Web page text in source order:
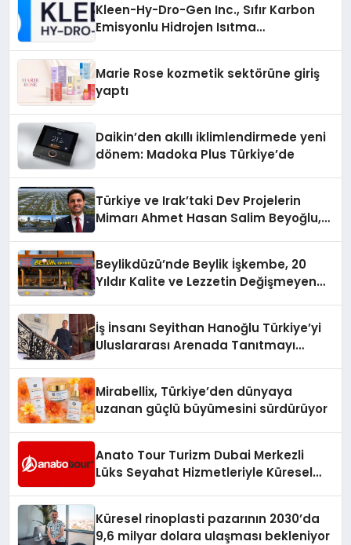
Kleen-Hy-Dro-Gen Inc., Sıfır Karbon
Emisyonlu Hidrojen Isıtma
Marie Rose kozmetik sektörüne giriş
yaptı
Daikin’den akıllı iklimlendirmede yeni
dönem: Madoka Plus Türkiye’de
Türkiye ve Irak’taki Dev Projelerin
Mimarı Ahmet Hasan Salim Beyoğlu,
Hayata Geçirecek
Beylikdüzü’nde Beylik İşkembe, 20
Yıldır Kalite ve Lezzetin Değişmeyen
İş İnsanı Seyithan Hanoğlu Türkiye’yi
Uluslararası Arenada Tanıtmayı
Mirabellix, Türkiye’den dünyaya
uzanan güçlü büyümesini sürdürüyor
Anato Tour Turizm Dubai Merkezli
Lüks Seyahat Hizmetleriyle Küresel
Küresel rinoplasti pazarının 2030’da
9,6 milyar dolara ulaşması bekleniyor